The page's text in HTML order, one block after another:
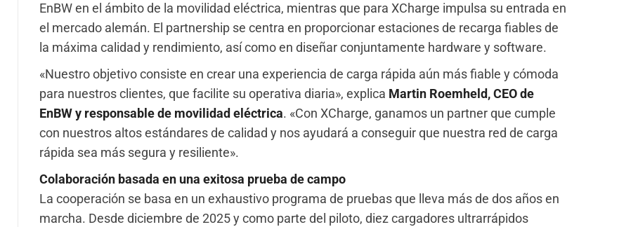
EnBW en el ámbito de la movilidad eléctrica, mientras que para XCharge impulsa su entrada en
el mercado alemán. El partnership se centra en proporcionar estaciones de recarga fiables de
la máxima calidad y rendimiento, así como en diseñar conjuntamente hardware y software.
«Nuestro objetivo consiste en crear una experiencia de carga rápida aún más fiable y cómoda
para nuestros clientes, que facilite su operativa diaria», explica Martin Roemheld, CEO de
EnBW y responsable de movilidad eléctrica. «Con XCharge, ganamos un partner que cumple
con nuestros altos estándares de calidad y nos ayudará a conseguir que nuestra red de carga
rápida sea más segura y resiliente».
Colaboración basada en una exitosa prueba de campo
La cooperación se basa en un exhaustivo programa de pruebas que lleva más de dos años en
marcha. Desde diciembre de 2025 y como parte del piloto, diez cargadores ultrarrápidos